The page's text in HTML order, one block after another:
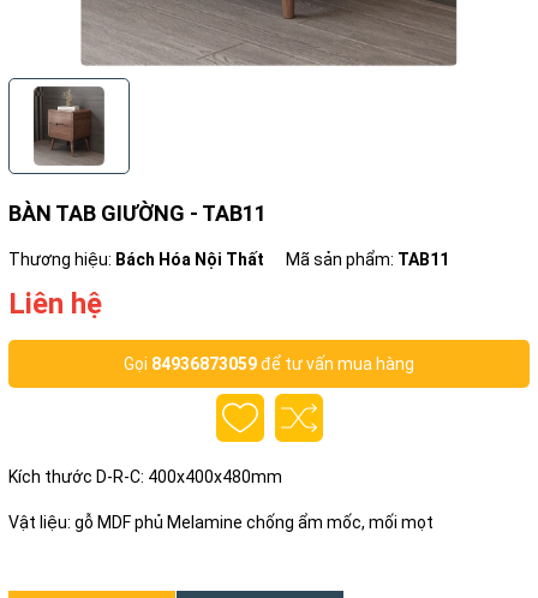
BÀN TAB GIƯỜNG - TAB11
Thương hiệu: Bách Hóa Nội Thất Mã sản phẩm: TAB11
Liên hệ
Gọi 84936873059để tư vấn mua hàng
Kích thước D-R-C: 400x400x480mm
Vật liệu: gỗ MDF phủ Melamine chống ẩm mốc, mối mọt